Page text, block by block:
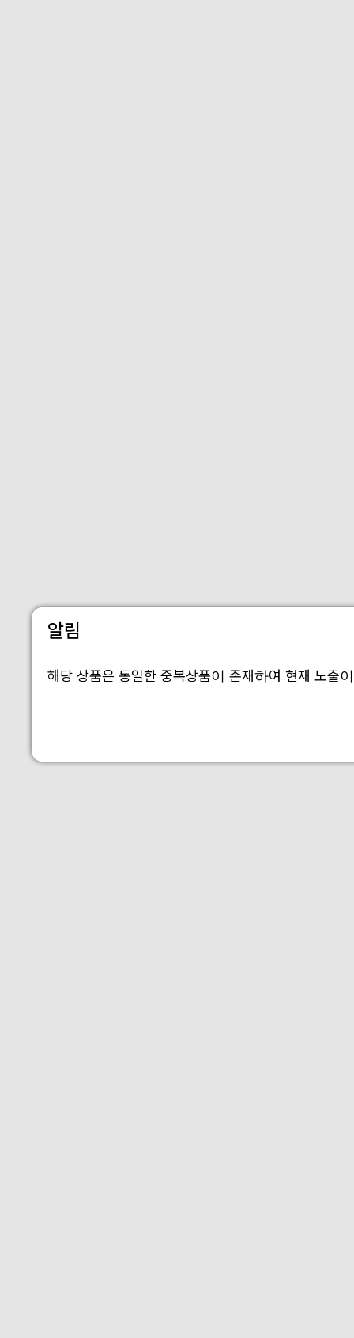
알림
해당 상품은 동일한 중복상품이 존재하여 현재 노출